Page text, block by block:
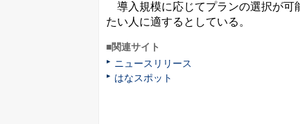
導入規模に応じてプランの選択が可
たい人に適するとしている。
■関連サイト
ニュースリリース
はなスポット